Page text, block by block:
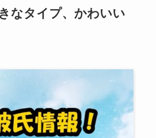
なタイプ、かわいい